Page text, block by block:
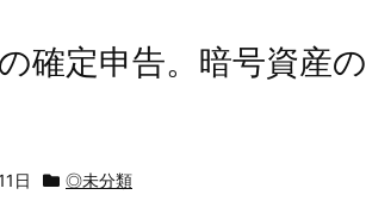
確定申告。暗号資産
日 ◎未分類